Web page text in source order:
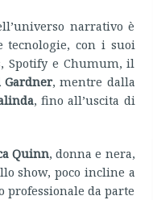
narrativo è
tecnologie, con i suoi
Spotify e Chumum, il
, mentre dalla
, fino all’uscita di
Quinn, donna e nera,
show, poco incline a
da parte